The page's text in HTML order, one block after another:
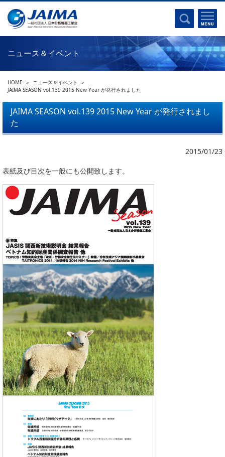
事業計画書
沿革
関連リンク
JAIMAの取り組み
主な活動
中小企業経営強化税制
製品含有化学物質規制 UPDATE
統計
刊行物のご案内
協力企業との適正取引の推進
分析用X線検査装置他PCB廃棄物処理について
会員会社
会員リスト
入会のご案内
入会金・会費規程
ニュース＆イベント
ニュース
プレスリリース
イベント
はじめに
電磁波(光)
クロマトグラフ
質量分析
電子顕微鏡
熱分析
電気化学
磁気共鳴
機器分析が支える、豊かな暮らしと産業のフロンティア
総論・各種分析法
ライフサイエンス
イメージング
材料
X線・放射光
PICK UP CONTENTS
ニュース＆イベント
HOME
ニュース＆イベント
JAIMA SEASON vol.139 2015 New Year が発行されました
JAIMA SEASON vol.139 2015 New Year が発行されまし
た
2015/01/23
表紙及び目次を一般にも公開致します。